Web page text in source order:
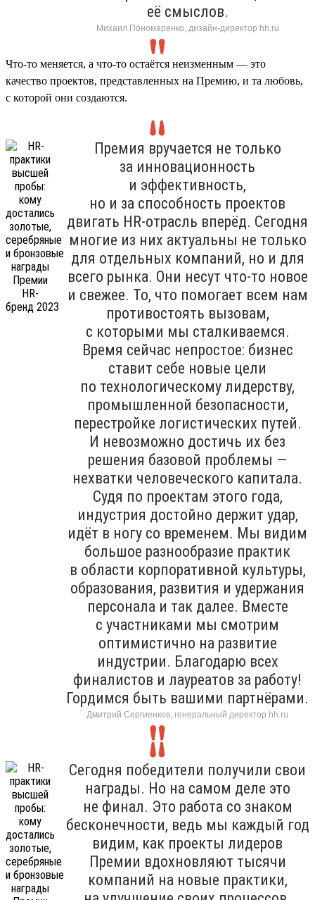
её смыслов.
Михаил Пономаренко, дизайн-директор hh.ru
Что-то меняется, а что-то остаётся неизменным — это
качество проектов, представленных на Премию, и та любовь,
с которой они создаются.
Премия вручается не только
за инновационность
и эффективность,
но и за способность проектов
двигать HR-отрасль вперёд. Сегодня
многие из них актуальны не только
для отдельных компаний, но и для
всего рынка. Они несут что-то новое
и свежее. То, что помогает всем нам
противостоять вызовам,
с которыми мы сталкиваемся.
Время сейчас непростое: бизнес
ставит себе новые цели
по технологическому лидерству,
промышленной безопасности,
перестройке логистических путей.
И невозможно достичь их без
решения базовой проблемы —
нехватки человеческого капитала.
Судя по проектам этого года,
индустрия достойно держит удар,
идёт в ногу со временем. Мы видим
большое разнообразие практик
в области корпоративной культуры,
образования, развития и удержания
персонала и так далее. Вместе
с участниками мы смотрим
оптимистично на развитие
индустрии. Благодарю всех
финалистов и лауреатов за работу!
Гордимся быть вашими партнёрами.
Дмитрий Сергиенков, генеральный директор hh.ru
Сегодня победители получили свои
награды. Но на самом деле это
не финал. Это работа со знаком
бесконечности, ведь мы каждый год
видим, как проекты лидеров
Премии вдохновляют тысячи
компаний на новые практики,